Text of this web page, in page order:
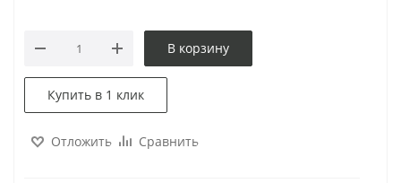
В корзину
Купить в 1 клик
Отложить Сравнить